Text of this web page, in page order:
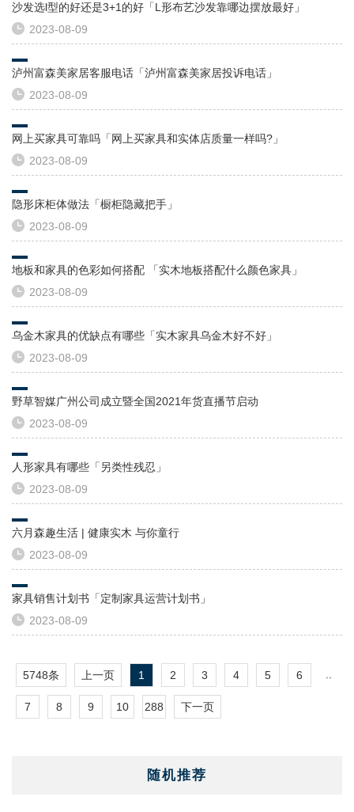
沙发选l型的好还是3+1的好「L形布艺沙发靠哪边摆放最好」
2023-08-09
泸州富森美家居客服电话「泸州富森美家居投诉电话」
2023-08-09
网上买家具可靠吗「网上买家具和实体店质量一样吗?」
2023-08-09
隐形床柜体做法「橱柜隐藏把手」
2023-08-09
地板和家具的色彩如何搭配 「实木地板搭配什么颜色家具」
2023-08-09
乌金木家具的优缺点有哪些「实木家具乌金木好不好」
2023-08-09
野草智媒广州公司成立暨全国2021年货直播节启动
2023-08-09
人形家具有哪些「另类性残忍」
2023-08-09
六月森趣生活 | 健康实木 与你童行
2023-08-09
家具销售计划书「定制家具运营计划书」
2023-08-09
5748条 上一页 1 2 3 4 5 6
7 8 9 10
..
288 下一页
随机推荐